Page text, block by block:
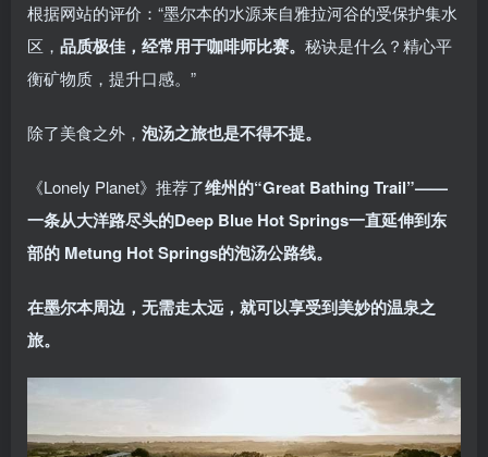
根据网站的评价：“墨尔本的水源来自雅拉河谷的受保护集水
区， 品质极佳，经常用于咖啡师比赛。 秘诀是什么？精心平
衡矿物质，提升口感。”
除了美食之外， 泡汤之旅也是不得不提。
《Lonely Planet》推荐了维州的“Great Bathing Trail”——
一条从大洋路尽头的Deep Blue Hot Springs一直延伸到东
部的 Metung Hot Springs的泡汤公路线。
在墨尔本周边，无需走太远，就可以享受到美妙的温泉之
旅。